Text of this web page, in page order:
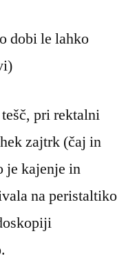
dobi le lahko
pri rektalni
zajtrk (čaj in
je kajenje in
na peristaltiko